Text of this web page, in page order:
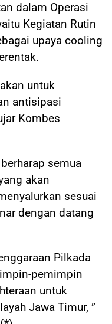
dalam Operasi
Kegiatan Rutin
upaya cooling
untuk
antisipasi
Kombes
semua
akan
sesuai
dengan datang
Pilkada
pemimpin
untuk
Jawa Timur, ”